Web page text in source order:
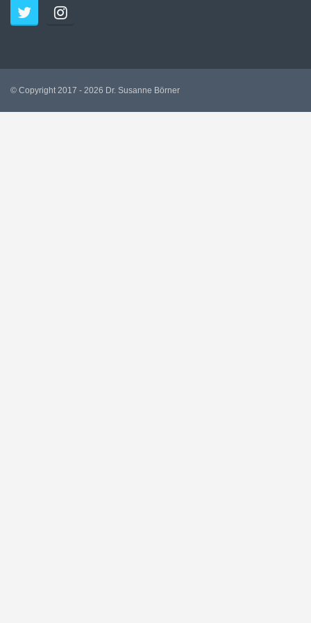
© Copyright 2017 - 2026 Dr. Susanne Börner